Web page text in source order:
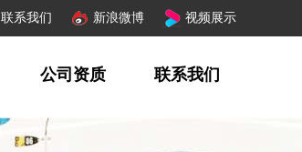
联系我们 新浪微博 视频展示
公司资质 联系我们